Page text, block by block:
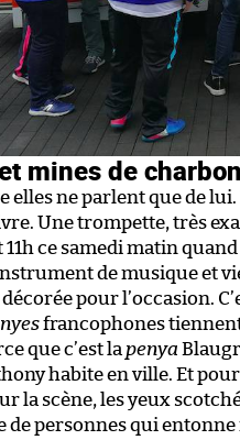
mines de charbon
elles ne parlent que de
Une trompette, très
11h ce samedi matin
de musique et
pour l’occasion.
francophones
que c’est la penya
habite en ville. Et
la scène, les yeux
de personnes qui